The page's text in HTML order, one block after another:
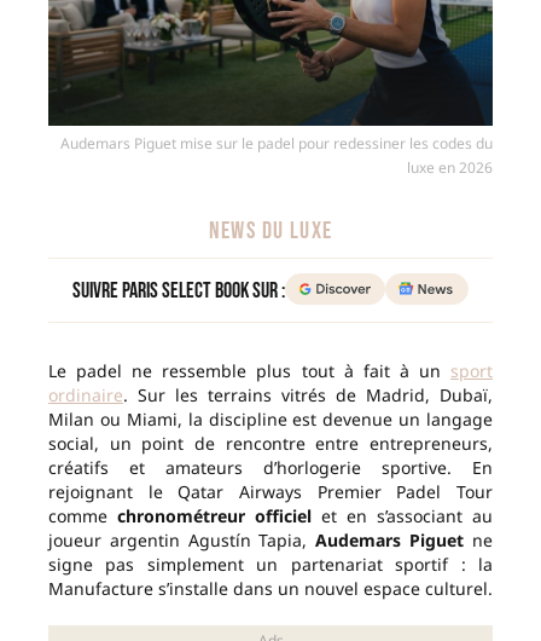
Audemars Piguet mise sur le padel pour redessiner les codes du
luxe en 2026
NEWS DU LUXE
Suivre Paris Select Book sur :
Le padel ne ressemble plus tout à fait à un sport
ordinaire. Sur les terrains vitrés de Madrid, Dubaï,
Milan ou Miami, la discipline est devenue un langage
social, un point de rencontre entre entrepreneurs,
créatifs et amateurs d’horlogerie sportive. En
rejoignant le Qatar Airways Premier Padel Tour
comme chronométreur officiel et en s’associant au
joueur argentin Agustín Tapia,Audemars Piguet ne
signe pas simplement un partenariat sportif : la
Manufacture s’installe dans un nouvel espace culturel.